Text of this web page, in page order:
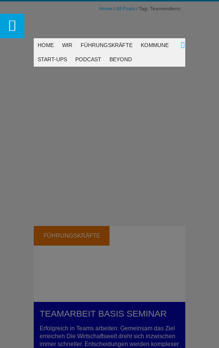
Home All Posts Tag: Teamresilienz
HOME WIR FÜHRUNGSKRÄFTE KOMMUNE
START-UPS PODCAST BEYOND
FÜHRUNGSKRÄFTE
TEAMARBEIT BASIS SEMINAR
Erfolgreich in Teams arbeiten: Gemeinsam das Ziel
erreichen Die Wirtschaftswelt dreht sich inzwischen
immer schneller. Entscheidungen werden komplexer